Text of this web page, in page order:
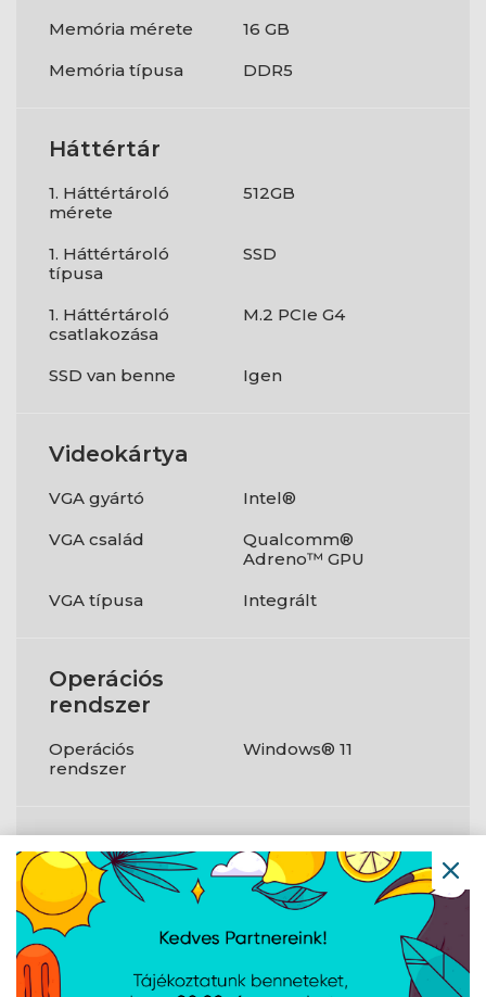
Memória mérete
16 GB
Memória típusa
DDR5
Háttértár
1. Háttértároló
mérete
512GB
1. Háttértároló
típusa
SSD
1. Háttértároló
csatlakozása
M.2 PCIe G4
SSD van benne Igen
Videokártya
VGA gyártó
Intel®
VGA család
Qualcomm®
Adreno™ GPU
VGA típusa
Integrált
Operációs
rendszer
Operációs
rendszer
Windows® 11
Csatlakozók
USB3.0
1 db
USB3.1
Igen
HDMI
Igen